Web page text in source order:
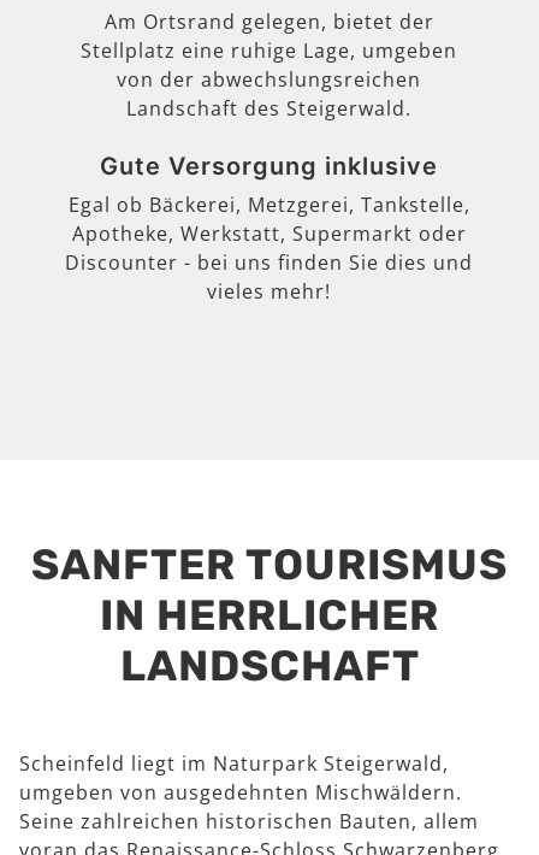
Am Ortsrand gelegen, bietet der
Stellplatz eine ruhige Lage, umgeben
von der abwechslungsreichen
Landschaft des Steigerwald.
Gute Versorgung inklusive
Egal ob Bäckerei, Metzgerei, Tankstelle,
Apotheke, Werkstatt, Supermarkt oder
Discounter - bei uns finden Sie dies und
vieles mehr!
SANFTER TOURISMUS
IN HERRLICHER
LANDSCHAFT
Scheinfeld liegt im Naturpark Steigerwald,
umgeben von ausgedehnten Mischwäldern.
Seine zahlreichen historischen Bauten, allem